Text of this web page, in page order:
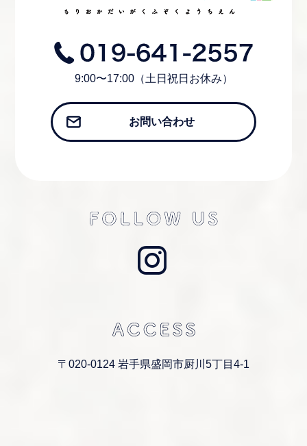
9:00〜17:00（土日祝日お休み）
お問い合わせ
〒020-0124 岩手県盛岡市厨川5丁目4-1